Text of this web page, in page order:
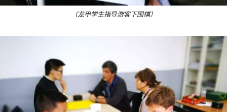
（龙甲学生指导游客下围棋）